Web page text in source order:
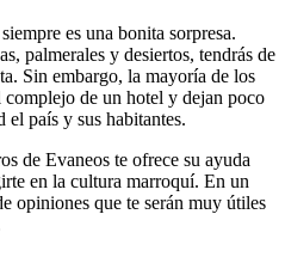
siempre es una bonita sorpresa.
palmerales y desiertos, tendrás de
Sin embargo, la mayoría de los
complejo de un hotel y dejan poco
el país y sus habitantes.
de Evaneos te ofrece su ayuda
en la cultura marroquí. En un
opiniones que te serán muy útiles